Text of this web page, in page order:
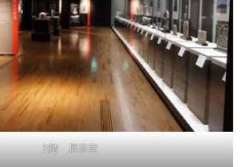
3階 展示室